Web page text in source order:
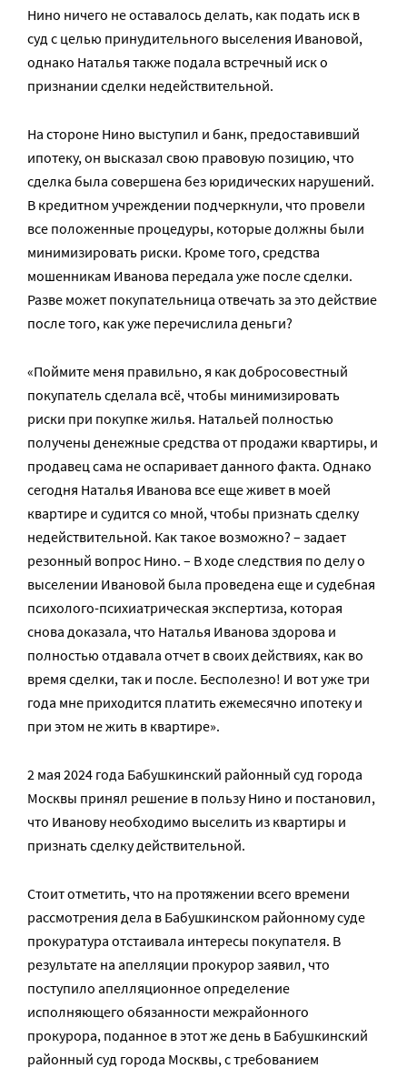
Нино ничего не оставалось делать, как подать иск в
суд с целью принудительного выселения Ивановой,
однако Наталья также подала встречный иск о
признании сделки недействительной.
На стороне Нино выступил и банк, предоставивший
ипотеку, он высказал свою правовую позицию, что
сделка была совершена без юридических нарушений.
В кредитном учреждении подчеркнули, что провели
все положенные процедуры, которые должны были
минимизировать риски. Кроме того, средства
мошенникам Иванова передала уже после сделки.
Разве может покупательница отвечать за это действие
после того, как уже перечислила деньги?
«Поймите меня правильно, я как добросовестный
покупатель сделала всё, чтобы минимизировать
риски при покупке жилья. Натальей полностью
получены денежные средства от продажи квартиры, и
продавец сама не оспаривает данного факта. Однако
сегодня Наталья Иванова все еще живет в моей
квартире и судится со мной, чтобы признать сделку
недействительной. Как такое возможно? – задает
резонный вопрос Нино. – В ходе следствия по делу о
выселении Ивановой была проведена еще и судебная
психолого-психиатрическая экспертиза, которая
снова доказала, что Наталья Иванова здорова и
полностью отдавала отчет в своих действиях, как во
время сделки, так и после. Бесполезно! И вот уже три
года мне приходится платить ежемесячно ипотеку и
при этом не жить в квартире».
2 мая 2024 года Бабушкинский районный суд города
Москвы принял решение в пользу Нино и постановил,
что Иванову необходимо выселить из квартиры и
признать сделку действительной.
Стоит отметить, что на протяжении всего времени
рассмотрения дела в Бабушкинском районному суде
прокуратура отстаивала интересы покупателя. В
результате на апелляции прокурор заявил, что
поступило апелляционное определение
исполняющего обязанности межрайонного
прокурора, поданное в этот же день в Бабушкинский
районный суд города Москвы, с требованием